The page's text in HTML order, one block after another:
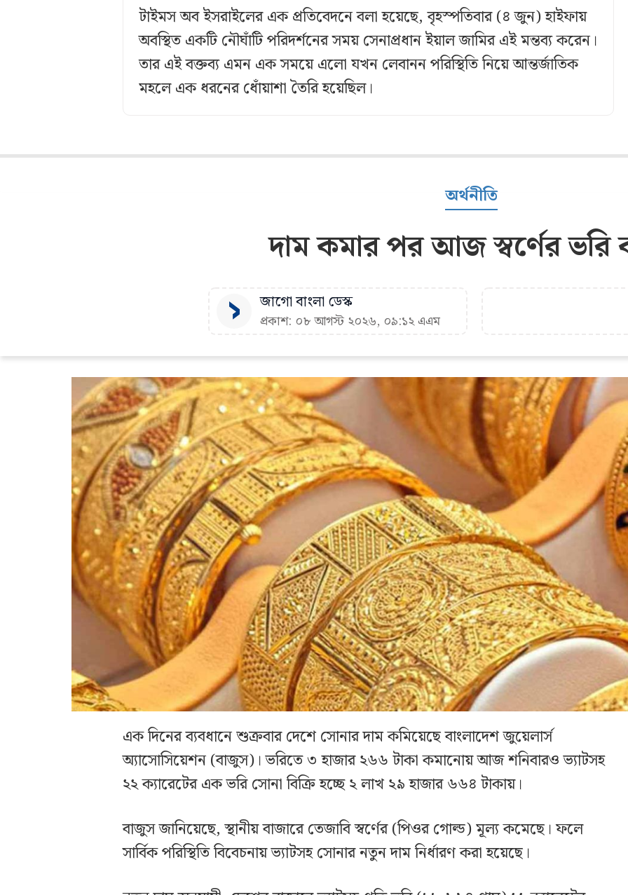
টাইমস অব ইসরাইলের এক প্রতিবেদনে বলা হয়েছে, বৃহস্পতিবার (৪ জুন) হাইফায়
অবস্থিত একটি নৌঘাঁটি পরিদর্শনের সময় সেনাপ্রধান ইয়াল জামির এই মন্তব্য করেন।
তার এই বক্তব্য এমন এক সময়ে এলো যখন লেবানন পরিস্থিতি নিয়ে আন্তর্জাতিক
মহলে এক ধরনের ধোঁয়াশা তৈরি হয়েছিল।
অর্থনীতি
দাম কমার পর আজ স্বর্ণের
জাগো বাংলা ডেস্ক
প্রকাশ: ০৮ আগস্ট ২০২৬, ০৯:১২ এএম
এক দিনের ব্যবধানে শুক্রবার দেশে সোনার দাম কমিয়েছে বাংলাদেশ জুয়েলার্স
অ্যাসোসিয়েশন (বাজুস)। ভরিতে ৩ হাজার ২৬৬ টাকা কমানোয় আজ শনিবারও ভ্যাটসহ
২২ ক্যারেটের এক ভরি সোনা বিক্রি হচ্ছে ২ লাখ ২৯ হাজার ৬৬৪ টাকায়।
বাজুস জানিয়েছে, স্থানীয় বাজারে তেজাবি স্বর্ণের (পিওর গোল্ড) মূল্য কমেছে। ফলে
সার্বিক পরিস্থিতি বিবেচনায় ভ্যাটসহ সোনার নতুন দাম নির্ধারণ করা হয়েছে।